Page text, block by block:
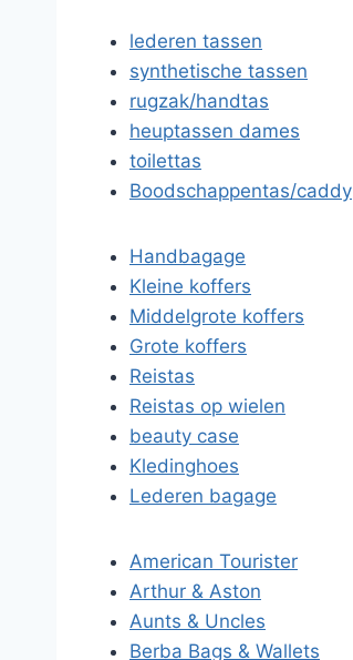
lederen tassen
synthetische tassen
rugzak/handtas
heuptassen dames
toilettas
Boodschappentas/caddy
Handbagage
Kleine koffers
Middelgrote koffers
Grote koffers
Reistas
Reistas op wielen
beauty case
Kledinghoes
Lederen bagage
American Tourister
Arthur & Aston
Aunts & Uncles
Berba Bags & Wallets